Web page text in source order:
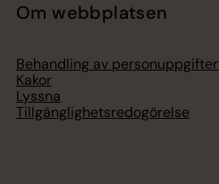
Om webbplatsen
Behandling av personuppgifter
Kakor
Lyssna
Tillgänglighetsredogörelse